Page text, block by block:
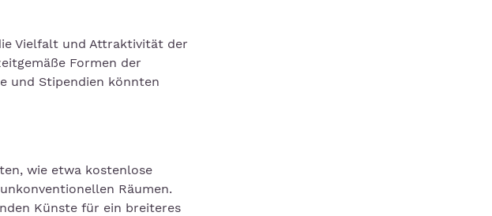
Vielfalt und Attraktivität der
Formen der
und Stipendien könnten
wie etwa kostenlose
Räumen.
Künste für ein breiteres